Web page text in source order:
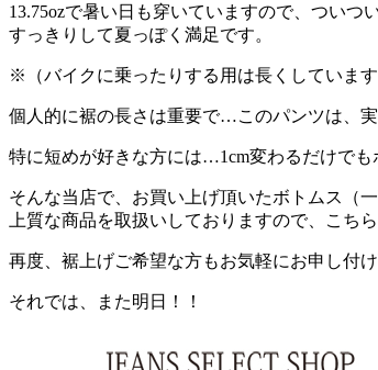
13.75ozで暑い日も穿いていますので、ついつ
すっきりして夏っぽく満足です。
※（バイクに乗ったりする用は長くしています
個人的に裾の長さは重要で…このパンツは、
特に短めが好きな方には…1cm変わるだけで
そんな当店で、お買い上げ頂いたボトムス（
上質な商品を取扱いしておりますので、こち
再度、裾上げご希望な方もお気軽にお申し付け
それでは、また明日！！